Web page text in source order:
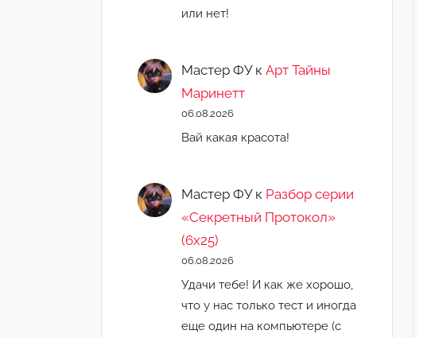
или нет!
Мастер ФУкАрт Тайны
Маринетт
06.08.2026
Вай какая красота!
Мастер ФУк Разбор серии
«Секретный Протокол»
(6х25)
06.08.2026
Удачи тебе! И как же хорошо,
что у нас только тест и иногда
еще один на компьютере (с